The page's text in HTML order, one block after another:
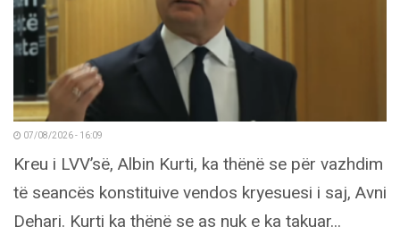
07/08/2026 - 16:09
Kreu i LVV’së, Albin Kurti, ka thënë se për vazhdim
të seancës konstituive vendos kryesuesi i saj, Avni
Dehari. Kurti ka thënë se as nuk e ka takuar...